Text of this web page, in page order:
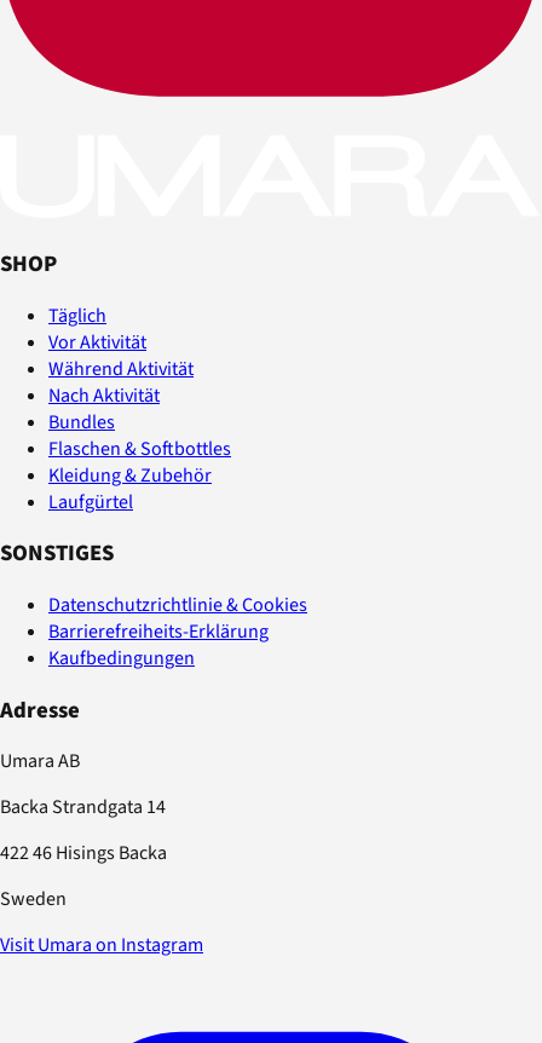
SHOP
Täglich
Vor Aktivität
Während Aktivität
Nach Aktivität
Bundles
Flaschen & Softbottles
Kleidung & Zubehör
Laufgürtel
SONSTIGES
Datenschutzrichtlinie & Cookies
Barrierefreiheits-Erklärung
Kaufbedingungen
Adresse
Umara AB
Backa Strandgata 14
422 46 Hisings Backa
Sweden
Visit Umara on Instagram